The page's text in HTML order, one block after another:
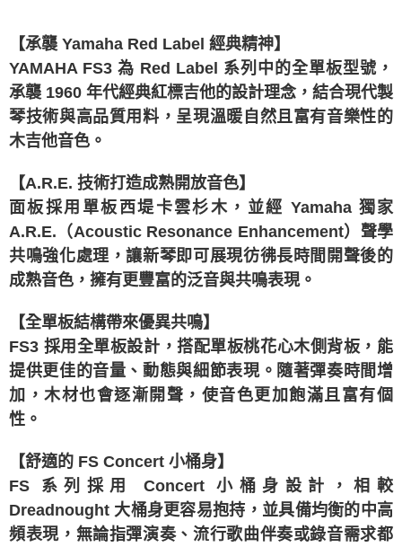
法說明評估內容。
1.分期款項不併入電信帳單，「大哥付你分期」於每月結算日後寄送繳費提
醒簡訊。
2.透過簡訊連結打開帳單後，可選擇「超商條碼／台灣大直營門市／銀行轉
帳／街口支付／iPASS MONEY」等通路繳費。
用戶於交易時，得透過本服務購買商品或服務，並由商店將買賣／分期付款
買賣價金債權讓與本公司後，依約使用本公司帳單繳交帳款。
2.基於同意付款使用「大哥付你分期」之契約關係目的，商店將以您的個人
資料（包含姓名、電話或地址）提供予台灣大哥大進項蒐集、處理及利用，
由本公司與您本人進行分期帳單所需資料之確認、核對及更正。
3.完整用戶服務條款，請詳閱以下連結： https://oppay.tw/userRule
【承襲 Yamaha Red Label 經典精神】
YAMAHA FS3 為 Red Label 系列中的全單板型號，
承襲 1960 年代經典紅標吉他的設計理念，結合現代製
琴技術與高品質用料，呈現溫暖自然且富有音樂性的
木吉他音色。
【A.R.E. 技術打造成熟開放音色】
面板採用單板西堤卡雲杉木，並經 Yamaha 獨家
A.R.E.（Acoustic Resonance Enhancement）聲學
共鳴強化處理，讓新琴即可展現彷彿長時間開聲後的
成熟音色，擁有更豐富的泛音與共鳴表現。
【全單板結構帶來優異共鳴】
FS3 採用全單板設計，搭配單板桃花心木側背板，能
提供更佳的音量、動態與細節表現。隨著彈奏時間增
加，木材也會逐漸開聲，使音色更加飽滿且富有個
性。
【舒適的 FS Concert 小桶身】
FS 系列採用 Concert 小桶身設計，相較
Dreadnought 大桶身更容易抱持，並具備均衡的中高
頻表現，無論指彈演奏、流行歌曲伴奏或錄音需求都